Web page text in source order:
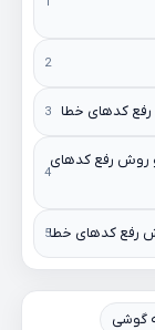
کدهای خطا
روش رفع کدهای
رفع کدهای خطا
گوشی